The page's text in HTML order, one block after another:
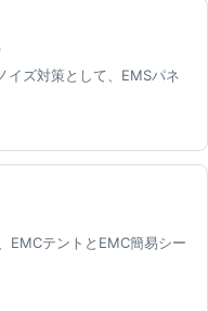
イズ対策として、EMSパネ
EMCテントとEMC簡易シー